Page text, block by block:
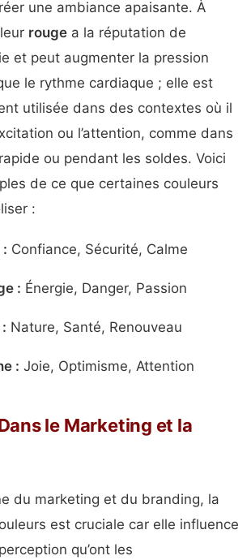
une ambiance apaisante. À
rouge a la réputation de
et peut augmenter la pression
le rythme cardiaque ; elle est
utilisée dans des contextes où il
ou l’attention, comme dans
ou pendant les soldes. Voici
de ce que certaines couleurs
:
: Confiance, Sécurité, Calme
: Énergie, Danger, Passion
Nature, Santé, Renouveau
: Joie, Optimisme, Attention
le Marketing et la
du marketing et du branding, la
est cruciale car elle influence
qu’ont les